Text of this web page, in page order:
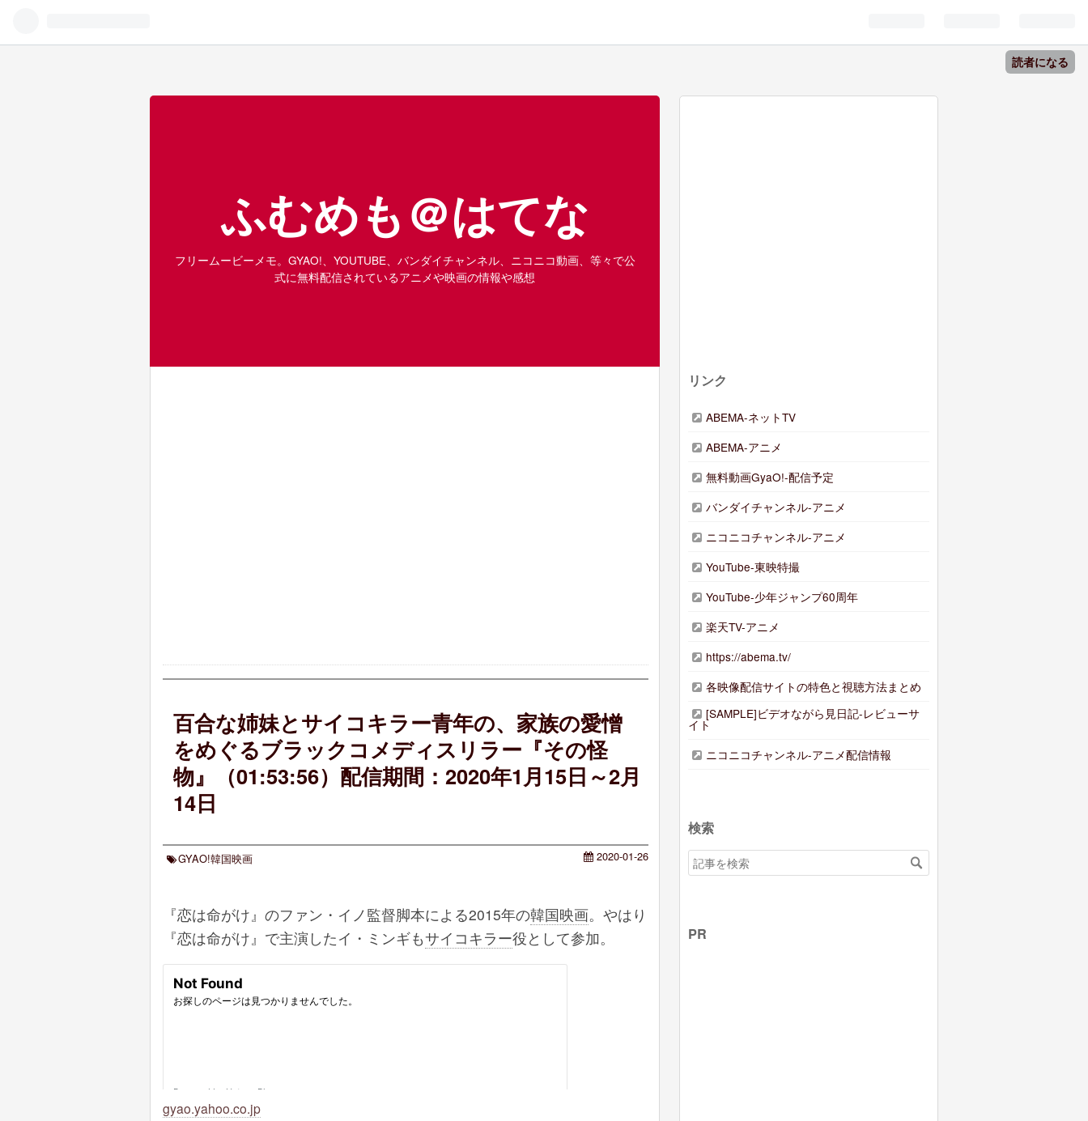
読者になる
ふむめも＠はてな
フリームービーメモ。GYAO!、YOUTUBE、バンダイチャンネル、ニコニコ動画、等々で公
式に無料配信されているアニメや映画の情報や感想
2020-01-26
百合な姉妹とサイコキラー青年の、家族の愛憎
をめぐるブラックコメディスリラー『その怪
物』（01:53:56）配信期間：2020年1月15日～2月
14日
GYAO!韓国映画
『恋は命がけ』のファン・イノ監督脚本による2015年の韓国映画。やはり
『恋は命がけ』で主演したイ・ミンギもサイコキラー役として参加。
gyao.yahoo.co.jp
リンク
ABEMA-ネットTV
ABEMA-アニメ
無料動画GyaO!-配信予定
バンダイチャンネル-アニメ
ニコニコチャンネル-アニメ
YouTube-東映特撮
YouTube-少年ジャンプ60周年
楽天TV-アニメ
https://abema.tv/
各映像配信サイトの特色と視聴方法まとめ
[SAMPLE]ビデオながら見日記-レビューサ
イト
ニコニコチャンネル-アニメ配信情報
検索
PR